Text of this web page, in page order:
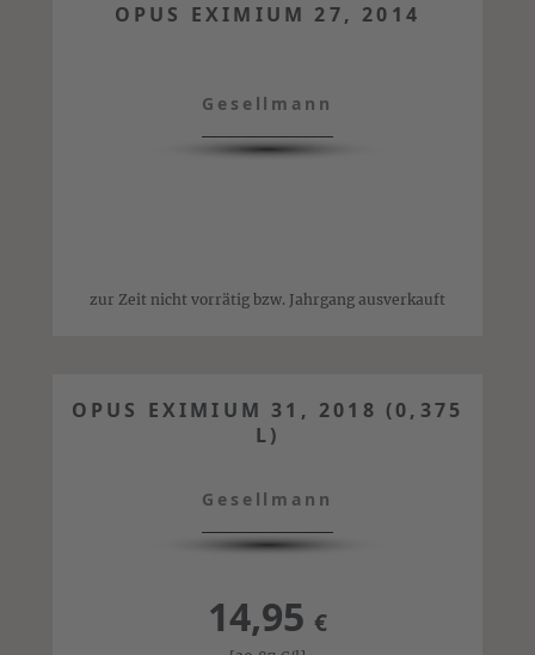
OPUS EXIMIUM 27, 2014
Gesellmann
zur Zeit nicht vorrätig bzw. Jahrgang ausverkauft
OPUS EXIMIUM 31, 2018 (0,375
L)
Gesellmann
14,95 €